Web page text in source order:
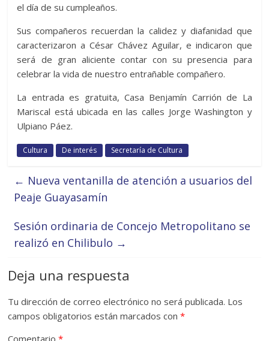
el día de su cumpleaños.
Sus compañeros recuerdan la calidez y diafanidad que
caracterizaron a César Chávez Aguilar, e indicaron que
será de gran aliciente contar con su presencia para
celebrar la vida de nuestro entrañable compañero.
La entrada es gratuita, Casa Benjamín Carrión de La
Mariscal está ubicada en las calles Jorge Washington y
Ulpiano Páez.
Cultura De interés Secretaría de Cultura
← Nueva ventanilla de atención a usuarios del
Peaje Guayasamín
Sesión ordinaria de Concejo Metropolitano se
realizó en Chilibulo →
Deja una respuesta
Tu dirección de correo electrónico no será publicada. Los
campos obligatorios están marcados con*